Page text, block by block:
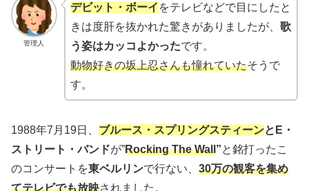
管理人
デビット・ボーイ をテレビなどで目にしたと
きは度肝を抜かれた驚きがありましたが、 歌
う姿はカッコよかったです。
動物好きの坂上忍さんも憧れていたそうで
す。
1988年7月19日、 ブルース・スプリングスティーンとE・
ストリート・バンドが”Rocking The Wall”と銘打ったこ
のコンサートを東ベルリンで行ない、 30万の観客を集め
てテレビでも放映されました。